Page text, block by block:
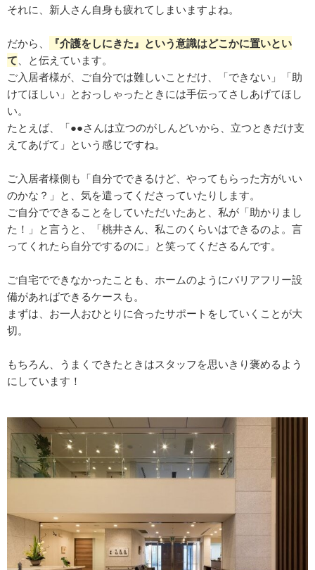
それに、新人さん自身も疲れてしまいますよね。
だから、
『介護をしにきた』という意識はどこかに置いとい
て 、と伝えています。
ご入居者様が、ご自分では難しいことだけ、「できない」「助
けてほしい」とおっしゃったときには手伝ってさしあげてほし
い。
たとえば、「●●さんは立つのがしんどいから、立つときだけ支
えてあげて」という感じですね。
ご入居者様側も「自分でできるけど、やってもらった方がいい
のかな？」と、気を遣ってくださっていたりします。
ご自分でできることをしていただいたあと、私が「助かりまし
た！」と言うと、「桃井さん、私このくらいはできるのよ。言
ってくれたら自分でするのに」と笑ってくださるんです。
ご自宅でできなかったことも、ホームのようにバリアフリー設
備があればできるケースも。
まずは、お一人おひとりに合ったサポートをしていくことが大
切。
もちろん、うまくできたときはスタッフを思いきり褒めるよう
にしています！